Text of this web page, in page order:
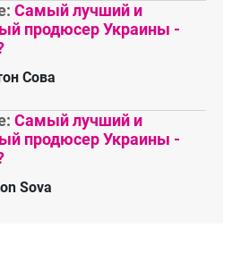
Самый лучший и
продюсер Украины -
Сова
Самый лучший и
продюсер Украины -
Sova